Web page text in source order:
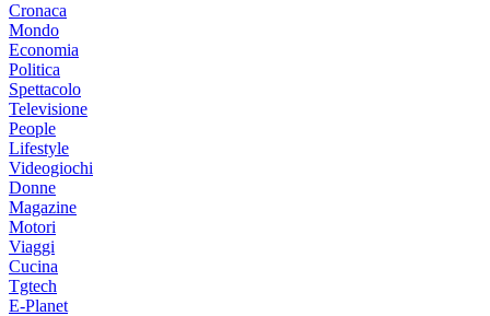
Cronaca
Mondo
Economia
Politica
Spettacolo
Televisione
People
Lifestyle
Videogiochi
Donne
Magazine
Motori
Viaggi
Cucina
Tgtech
E-Planet